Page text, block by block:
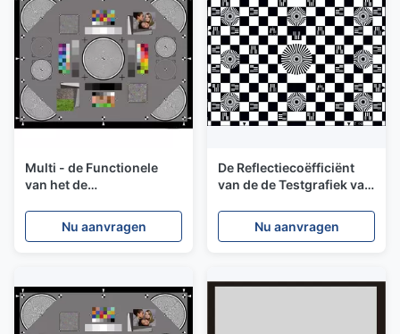
Multi - de Functionele
van het de
bereik van de
Resolutietest Grijze Kaart
Nu aanvragen
De Reflectiecoëfficiënt
van de de Testgrafiek van
Schaakbord voor het
Controleren van
Nu aanvragen